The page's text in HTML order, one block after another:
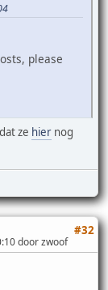
please
ze hier nog
#32
door zwoof